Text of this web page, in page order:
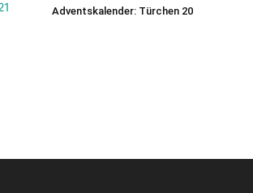
Adventskalender: Türchen 20